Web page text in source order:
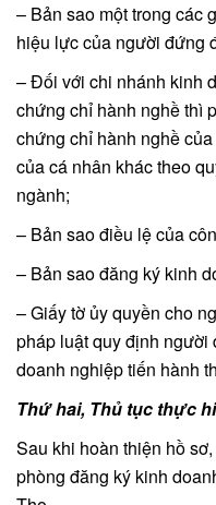
– Bản sao một trong các
hiệu lực của người đứng
– Đối với chi nhánh kinh
chứng chỉ hành nghề thì
chứng chỉ hành nghề
của cá nhân khác theo
ngành;
– Bản sao điều lệ của
– Bản sao đăng ký kinh
– Giấy tờ ủy quyền cho
pháp luật quy định người
doanh nghiệp tiến hành
Thứ hai, Thủ tục thực
Sau khi hoàn thiện hồ
phòng đăng ký kinh